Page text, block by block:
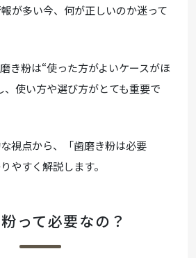
が多い今、何が正しいのか迷って
き粉は“使った方がよいケースがほ
、使い方や選び方がとても重要で
視点から、「歯磨き粉は必要
やすく解説します。
って必要なの？